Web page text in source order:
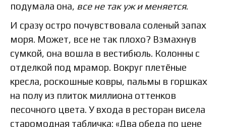
подумала она, все не так уж и меняется.
И сразу остро почувствовала соленый запах
моря. Может, все не так плохо? Взмахнув
сумкой, она вошла в вестибюль. Колонны с
отделкой под мрамор. Вокруг плетёные
кресла, роскошные ковры, пальмы в горшках
на полу из плиток миллиона оттенков
песочного цвета. У входа в ресторан висела
старомодная табличка: «Два обеда по цене